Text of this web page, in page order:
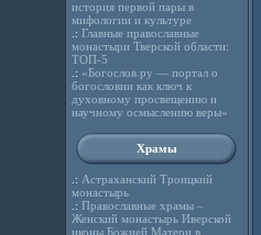
история первой пары в
мифологии и культуре
.: Главные православные
монастыри Тверской области:
ТОП-5
.: «Богослов.ру — портал о
богословии как ключ к
духовному просвещению и
научному осмыслению веры»
Храмы
.: Астраханский Троицкий
монастырь
.: Православные храмы –
Женский монастырь Иверской
иконы Божией Матери в